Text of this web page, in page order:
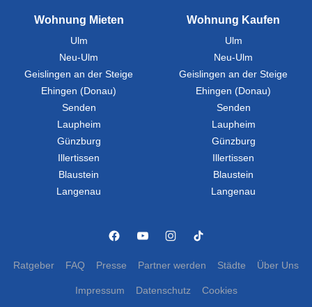
Wohnung Mieten
Ulm
Neu-Ulm
Geislingen an der Steige
Ehingen (Donau)
Senden
Laupheim
Günzburg
Illertissen
Blaustein
Langenau
Wohnung Kaufen
Ulm
Neu-Ulm
Geislingen an der Steige
Ehingen (Donau)
Senden
Laupheim
Günzburg
Illertissen
Blaustein
Langenau
Ratgeber FAQ Presse Partner werden Städte Über Uns
Impressum Datenschutz Cookies